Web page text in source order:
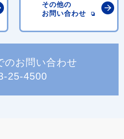
その他の
お問い合わせ
のお問い合わせ
25-4500